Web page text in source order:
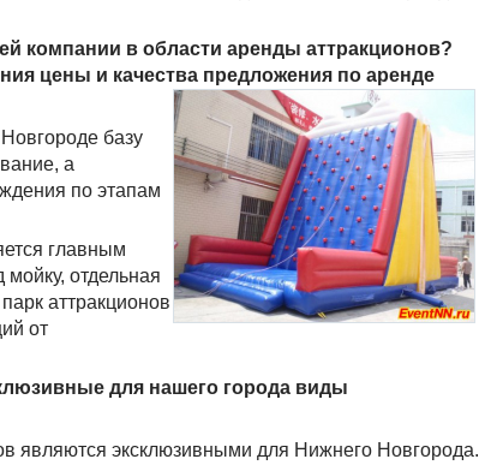
компании в области аренды аттракционов?
цены и качества предложения по аренде
базу
а
по этапам
главным
отдельная
аттракционов
от
для нашего города виды
являются эксклюзивными для Нижнего Новгорода.